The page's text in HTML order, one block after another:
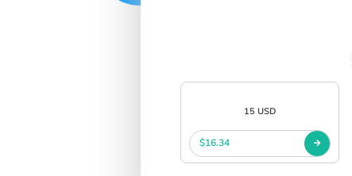
15 USD
$16.34